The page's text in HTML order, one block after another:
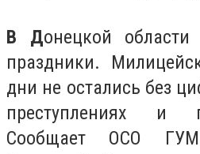
В Донецкой
праздники.
дни не остались без
преступлениях и
Сообщает ОСО